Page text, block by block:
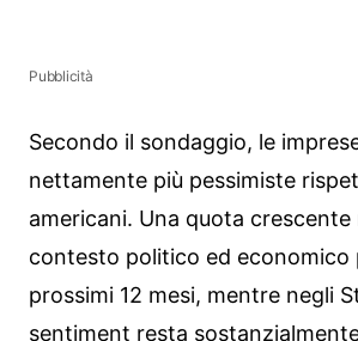
Pubblicità
Secondo il sondaggio, le
nettamente più pessimiste
americani. Una quota crescente
contesto politico ed economico
prossimi 12 mesi, mentre negli
sentiment resta